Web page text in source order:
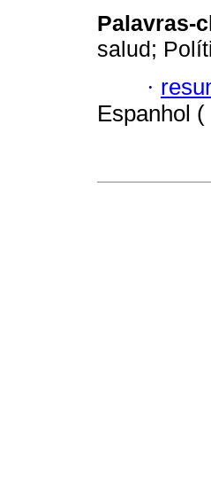
Palavras-
salud;
·
Espanhol (